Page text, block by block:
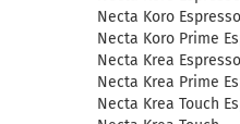
Necta Koro
Necta Koro Prime
Necta Krea Espresso
Necta Krea Prime
Necta Krea Touch